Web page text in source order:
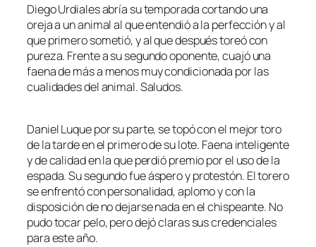
Diego Urdiales abría su temporada cortando una
oreja a un animal al que entendió a la perfección y al
que primero sometió, y al que después toreó con
pureza. Frente a su segundo oponente, cuajó una
faena de más a menos muy condicionada por las
cualidades del animal. Saludos.
Daniel Luque por su parte, se topó con el mejor toro
de la tarde en el primero de su lote. Faena inteligente
y de calidad en la que perdió premio por el uso de la
espada. Su segundo fue áspero y protestón. El torero
se enfrentó con personalidad, aplomo y con la
disposición de no dejarse nada en el chispeante. No
pudo tocar pelo, pero dejó claras sus credenciales
para este año.